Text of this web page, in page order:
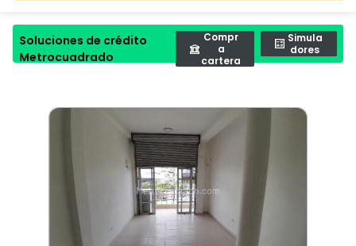
Soluciones de crédito
Metrocuadrado
Compr
a
cartera
Simula
dores